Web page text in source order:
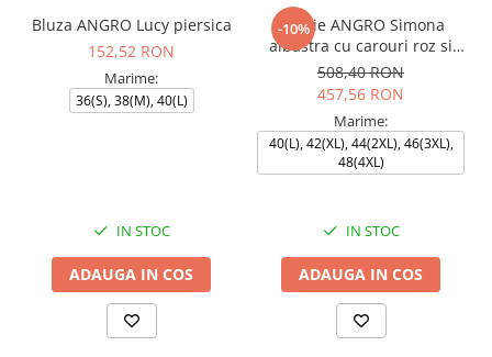
Bluza ANGRO Lucy piersica
152,52 RON
Marime:
36(S), 38(M), 40(L)
IN STOC
ADAUGA IN COS
-10%
Rochie ANGRO Simona
albastra cu carouri roz si
bleumarin
508,40 RON
457,56 RON
Marime:
40(L), 42(XL), 44(2XL), 46(3XL),
48(4XL)
IN STOC
ADAUGA IN COS